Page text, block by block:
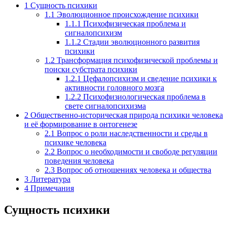
1 Сущность психики
1.1 Эволюционное происхождение психики
1.1.1 Психофизическая проблема и
сигналопсихизм
1.1.2 Стадии эволюционного развития
психики
1.2 Трансформация психофизической проблемы и
поиски субстрата психики
1.2.1 Цефалопсихизм и сведение психики к
активности головного мозга
1.2.2 Психофизиологическая проблема в
свете сигналопсихизма
2 Общественно-историческая природа психики человека
и её формирование в онтогенезе
2.1 Вопрос о роли наследственности и среды в
психике человека
2.2 Вопрос о необходимости и свободе регуляции
поведения человека
2.3 Вопрос об отношениях человека и общества
3 Литература
4 Примечания
Сущность психики